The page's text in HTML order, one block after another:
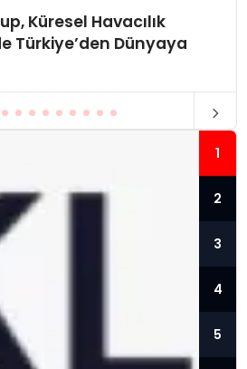
Küresel Havacılık
Türkiye’den Dünyaya
1
2
3
4
5